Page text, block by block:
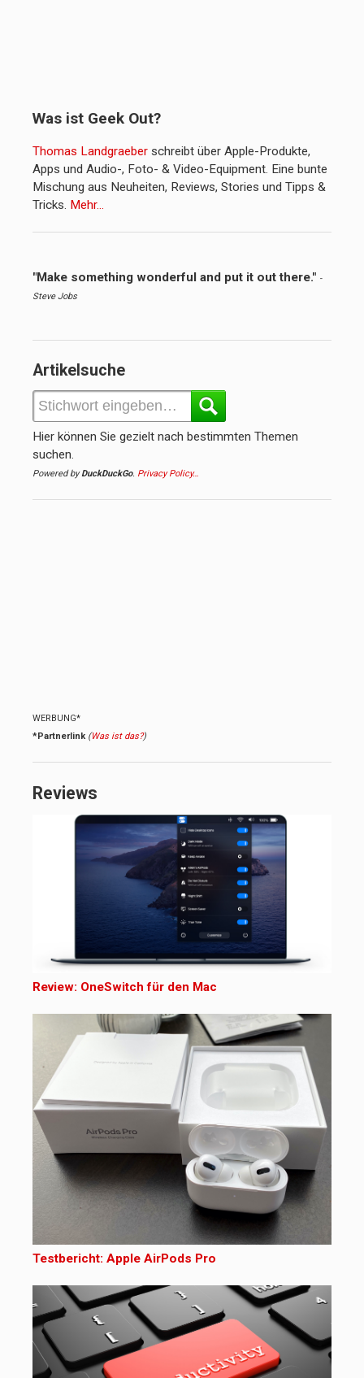
Was ist Geek Out?
Thomas Landgraeber schreibt über Apple-Produkte,
Apps und Audio-, Foto- & Video-Equipment. Eine bunte
Mischung aus Neuheiten, Reviews, Stories und Tipps &
Tricks. Mehr…
"Make something wonderful and put it out there." -
Steve Jobs
Artikelsuche
Hier können Sie gezielt nach bestimmten Themen
suchen.
Powered byDuckDuckGo. Privacy Policy…
WERBUNG*
*Partnerlink (Was ist das?)
Reviews
Review: OneSwitch für den Mac
Testbericht: Apple AirPods Pro